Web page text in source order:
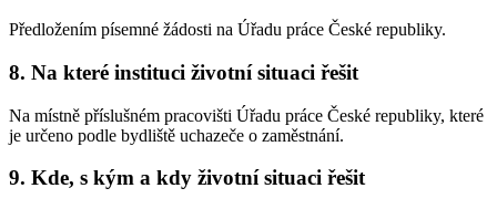
Předložením písemné žádosti na Úřadu práce České republiky.
8. Na které instituci životní situaci řešit
Na místně příslušném pracovišti Úřadu práce České republiky, které
je určeno podle bydliště uchazeče o zaměstnání.
9. Kde, s kým a kdy životní situaci řešit